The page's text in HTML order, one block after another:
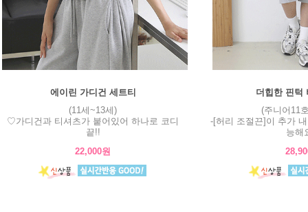
에이린 가디건 세트티
(11세~13세)
♡가디건과 티셔츠가 붙어있어 하나로 코디
끝!!
22,000원
더힙한 핀턱
(주니어11
-[허리 조절끈]이 추가
능해